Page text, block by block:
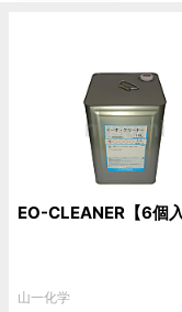
EO-CLEANER【6個入
山一化学